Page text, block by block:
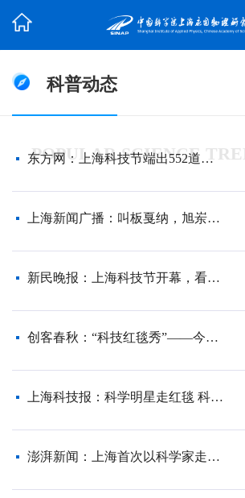
科普动态
POPULAR SCIENCE
东方网：上海科技节端出552道科技大餐 “神秘”实验室对公开放
上海新闻广播：叫板戛纳，旭岽携手科学家，试看红毯谁能敌？
新民晚报：上海科技节开幕，看科学家走红毯秀风范
创客春秋：“科技红毯秀”——今天，让我们一起追科学家
上海科技报：科学明星走红毯 科学精神薪火传
澎湃新闻：上海首次以科学家走红毯形式为科技节揭幕